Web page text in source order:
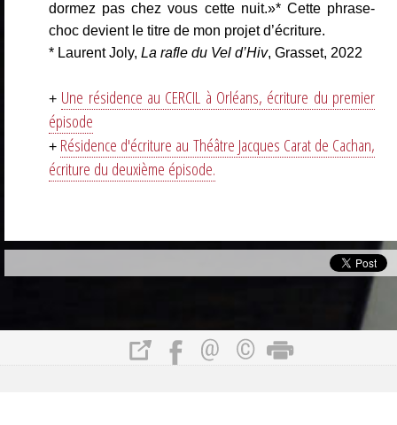
dormez pas chez vous cette nuit.»* Cette phrase-
choc devient le titre de mon projet d’écriture.
* Laurent Joly, La rafle du Vel d’Hiv, Grasset, 2022
+ Une résidence au CERCIL à Orléans, écriture du premier
épisode
+ Résidence d'écriture au Théâtre Jacques Carat de Cachan,
écriture du deuxième épisode.